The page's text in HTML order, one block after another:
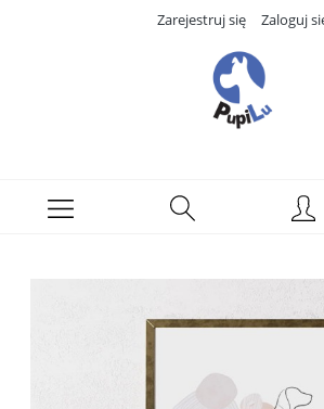
Zarejestruj się Zaloguj